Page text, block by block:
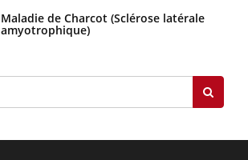
Maladie de Charcot (Sclérose latérale
amyotrophique)